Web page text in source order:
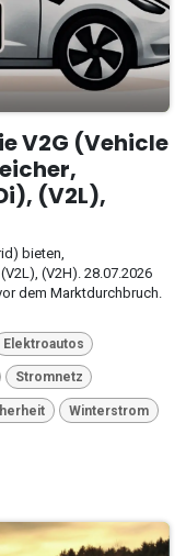
V2G (Vehicle
(V2L),
bieten,
(V2H). 28.07.2026
dem Marktdurchbruch.
Elektroautos
Stromnetz
Winterstrom